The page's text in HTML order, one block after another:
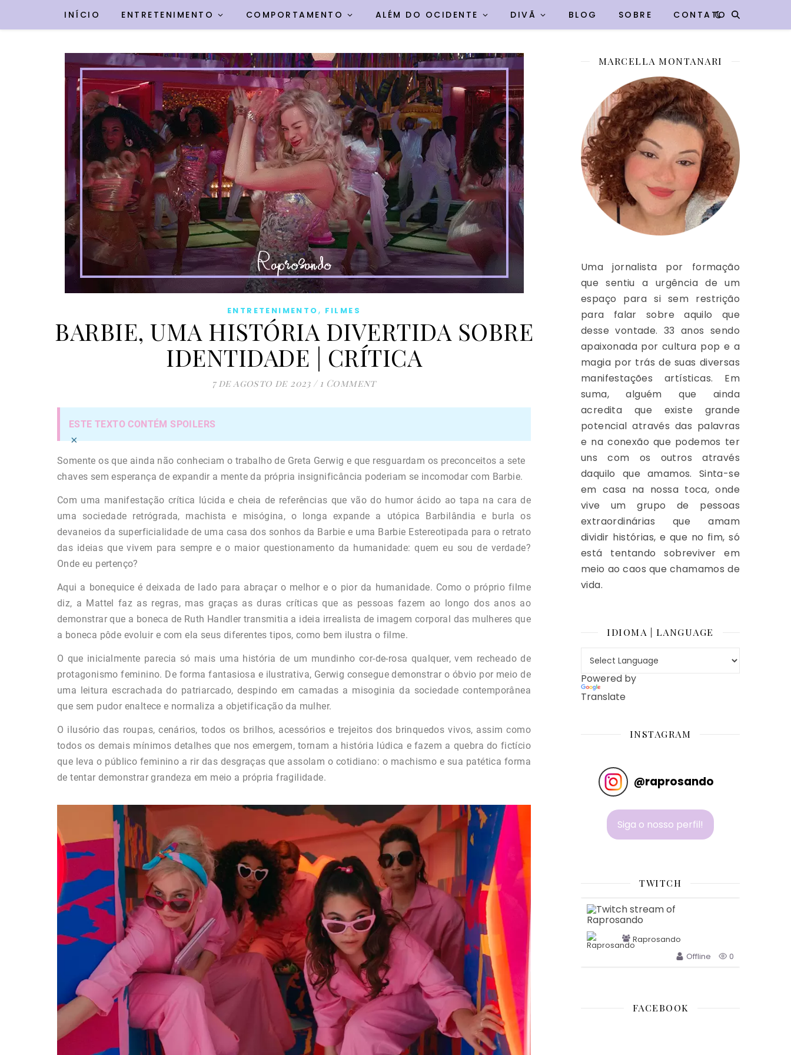
INÍCIO ENTRETENIMENTO COMPORTAMENTO ALÉM DO OCIDENTE DIVÃ BLOG SOBRE CONTATO
ENTRETENIMENTO, FILMES
BARBIE, UMA HISTÓRIA DIVERTIDA SOBRE
IDENTIDADE | CRÍTICA
7 de agosto de 2023 / 1 Comment
ESTE TEXTO CONTÉM SPOILERS​
×
Somente os que ainda não conheciam o trabalho de Greta Gerwig e que resguardam os preconceitos a sete
chaves sem esperança de expandir a mente da própria insignificância poderiam se incomodar com Barbie.
Com uma manifestação crítica lúcida e cheia de referências que vão do humor ácido ao tapa na cara de
uma sociedade retrógrada, machista e misógina, o longa expande a utópica Barbilândia e burla os
devaneios da superficialidade de uma casa dos sonhos da Barbie e uma Barbie Estereotipada para o retrato
das ideias que vivem para sempre e o maior questionamento da humanidade: quem eu sou de verdade?
Onde eu pertenço?
Aqui a bonequice é deixada de lado para abraçar o melhor e o pior da humanidade. Como o próprio filme
diz, a Mattel faz as regras, mas graças as duras críticas que as pessoas fazem ao longo dos anos ao
demonstrar que a boneca de Ruth Handler transmitia a ideia irrealista de imagem corporal das mulheres que
a boneca pôde evoluir e com ela seus diferentes tipos, como bem ilustra o filme.
O que inicialmente parecia só mais uma história de um mundinho cor-de-rosa qualquer, vem recheado de
protagonismo feminino. De forma fantasiosa e ilustrativa, Gerwig consegue demonstrar o óbvio por meio de
uma leitura escrachada do patriarcado, despindo em camadas a misoginia da sociedade contemporânea
que sem pudor enaltece e normaliza a objetificação da mulher.
O ilusório das roupas, cenários, todos os brilhos, acessórios e trejeitos dos brinquedos vivos, assim como
todos os demais mínimos detalhes que nos emergem, tornam a história lúdica e fazem a quebra do fictício
que leva o público feminino a rir das desgraças que assolam o cotidiano: o machismo e sua patética forma
de tentar demonstrar grandeza em meio a própria fragilidade.
MARCELLA MONTANARI
Uma jornalista por formação
que sentiu a urgência de um
espaço para si sem restrição
para falar sobre aquilo que
desse vontade. 33 anos sendo
apaixonada por cultura pop e a
magia por trás de suas diversas
manifestações artísticas. Em
suma, alguém que ainda
acredita que existe grande
potencial através das palavras
e na conexão que podemos ter
uns com os outros através
daquilo que amamos. Sinta-se
em casa na nossa toca, onde
vive um grupo de pessoas
extraordinárias que amam
dividir histórias, e que no fim, só
está tentando sobreviver em
meio ao caos que chamamos de
vida.
IDIOMA | LANGUAGE
Powered by
Translate
INSTAGRAM
@raprosando
Siga o nosso perfil!
TWITCH
Raprosando
Offline
0
FACEBOOK